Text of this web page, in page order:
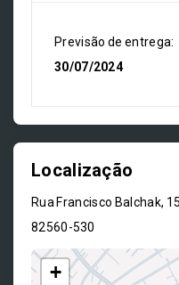
Previsão de entrega:
30/07/2024
Localização
Rua Francisco Balchak,
82560-530
+